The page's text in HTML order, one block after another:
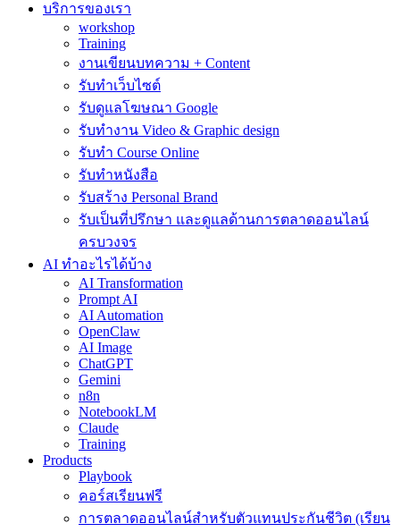
บริการของเรา
workshop
Training
งานเขียนบทความ + Content
รับทำเว็บไซต์
รับดูแลโฆษณา Google
รับทำงาน Video & Graphic design
รับทำ Course Online
รับทำหนังสือ
รับสร้าง Personal Brand
รับเป็นที่ปรึกษา และดูแลด้านการตลาดออนไลน์
ครบวงจร
AI ทำอะไรได้บ้าง
AI Transformation
Prompt AI
AI Automation
OpenClaw
AI Image
ChatGPT
Gemini
n8n
NotebookLM
Claude
Training
Products
Playbook
คอร์สเรียนฟรี
การตลาดออนไลน์สำหรับตัวแทนประกันชีวิต (เรียน